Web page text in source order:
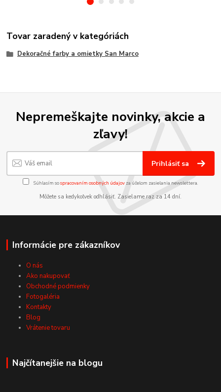
Tovar zaradený v kategóriách
Dekoračné farby a omietky San Marco
Nepremeškajte novinky, akcie a
zľavy!
Prihlásiť sa
Súhlasím sospracovaním osobných údajov za účelom zasielania newslettera.
Môžete sa kedykoľvek odhlásiť. Zasielame raz za 14 dní.
Informácie pre zákazníkov
O nás
Ako nakupovať
Obchodné podmienky
Fotogaléria
Kontakty
Blog
Vrátenie tovaru
Najčítanejšie na blogu